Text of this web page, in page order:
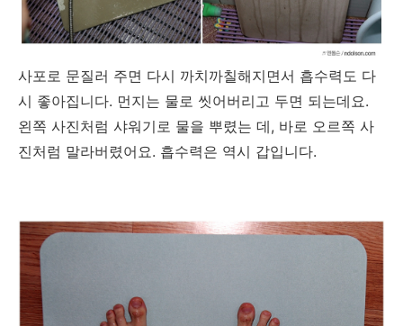
사포로 문질러 주면 다시 까치까칠해지면서 흡수력도 다
시 좋아집니다. 먼지는 물로 씻어버리고 두면 되는데요.
왼쪽 사진처럼 샤워기로 물을 뿌렸는 데, 바로 오르쪽 사
진처럼 말라버렸어요. 흡수력은 역시 갑입니다.